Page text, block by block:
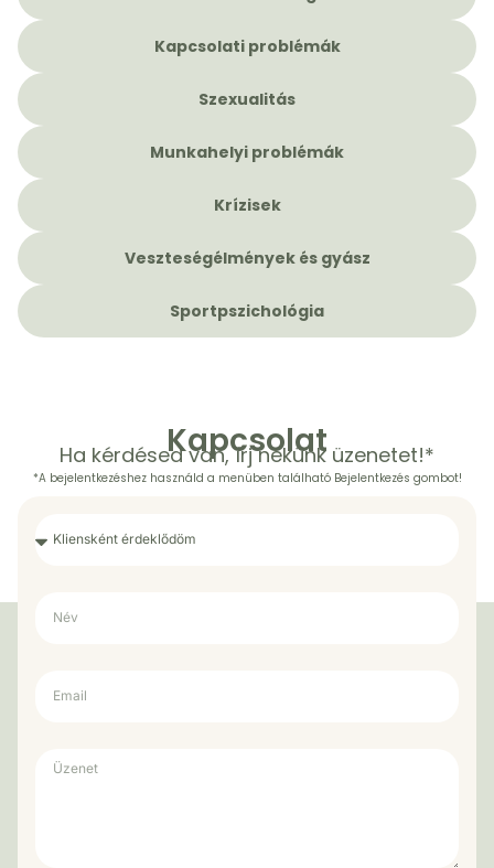
Kapcsolati problémák
Szexualitás
Munkahelyi problémák
Krízisek
Veszteségélmények és gyász
Sportpszichológia
Kapcsolat
Ha kérdésed van, írj nekünk üzenetet!*
*A bejelentkezéshez használd a menüben található Bejelentkezés gombot!